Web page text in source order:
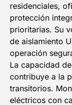
residenciales,
protección
prioritarias. Su
de aislamiento
operación
La capacidad
contribuye a la
transitorios.
eléctricos con